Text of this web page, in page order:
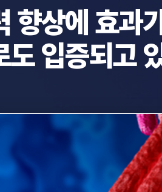
향상에 효과
입증되고